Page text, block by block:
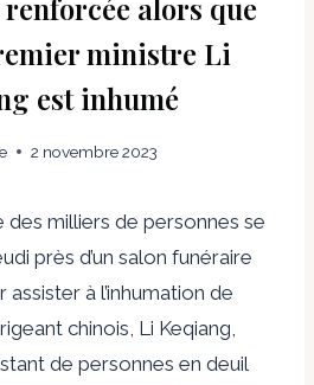
alors que
ministre Li
est inhumé
2 novembre 2023
des milliers de personnes se
près d’un salon funéraire
à l’inhumation de
chinois, Li Keqiang,
de personnes en deuil